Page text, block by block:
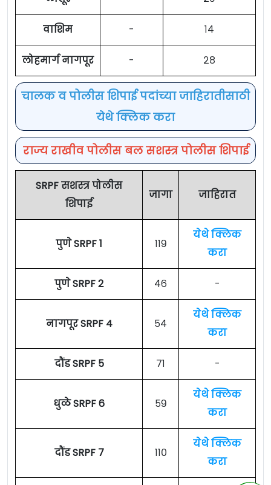
वाशिम - १४
लोहमार्ग नागपूर - २८
चालक व पोलीस शिपाई पदांच्या जाहिरातीसाठी
येथे क्लिक करा
राज्य राखीव पोलीस बल सशस्त्र पोलीस शिपाई
SRPF सशस्त्र पोलीस
शिपाई
जागा जाहिरात
पुणे SRPF 1 ११९
येथे क्लिक
करा
पुणे SRPF 2 ४६ -
नागपूर SRPF 4 ५४
येथे क्लिक
करा
दौंड SRPF 5 ७१ -
धुळे SRPF 6 ५९
येथे क्लिक
करा
दौंड SRPF 7 ११०
येथे क्लिक
करा